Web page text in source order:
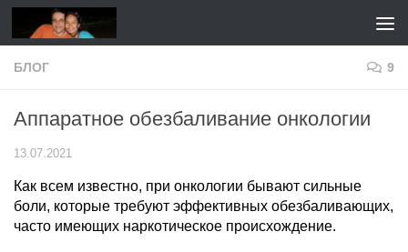
Перейти к содержимому
БЛОГ 9
Аппаратное обезбаливание онкологии
13.07.2021
Как всем известно, при онкологии бывают сильные
боли, которые требуют эффективных обезбаливающих,
часто имеющих наркотическое происхождение.